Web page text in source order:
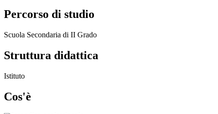
Percorso di studio
Scuola Secondaria di II Grado
Struttura didattica
Istituto
Cos'è